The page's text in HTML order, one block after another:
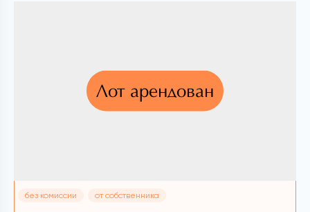
Лот арендован
без комиссии от собственника